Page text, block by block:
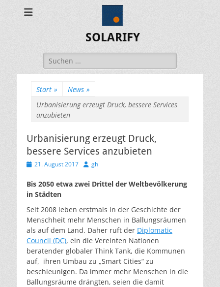
SOLARIFY
Suchen
nach:
Start » News »
Urbanisierung erzeugt Druck, bessere Services
anzubieten
Urbanisierung erzeugt Druck,
bessere Services anzubieten
Veröffentlicht
21. August 2017 Autor
gh
Bis 2050 etwa zwei Drittel der Weltbevölkerung
in Städten
Seit 2008 leben erstmals in der Geschichte der
Menschheit mehr Menschen in Ballungsräumen
als auf dem Land. Daher ruft der Diplomatic
Council (DC), ein die Vereinten Nationen
beratender globaler Think Tank, die Kommunen
auf, ihren Umbau zu „Smart Cities“ zu
beschleunigen. Da immer mehr Menschen in die
Ballungsräume drängten, seien die damit